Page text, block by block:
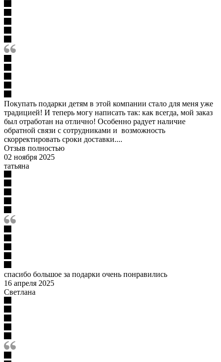
Покупать подарки детям в этой компании стало для меня уже
традицией! И теперь могу написать так: как всегда, мой заказ
был отработан на отлично! Особенно радует наличие
обратной связи с сотрудниками и возможность
скорректировать сроки доставки....
Отзыв полностью
02 ноября 2025
татьяна
спасибо большое за подарки очень понравились
16 апреля 2025
Светлана